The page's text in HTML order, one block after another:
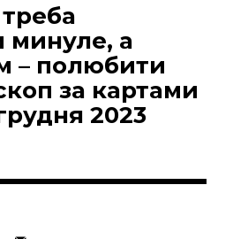
минуле, а
– полюбити
за картами
2023